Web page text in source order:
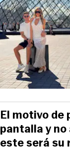
El motivo de
pantalla y
este será su